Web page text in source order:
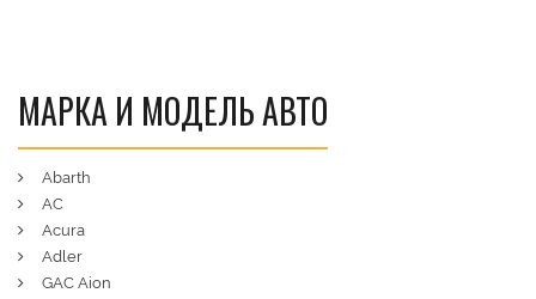
МАРКА И МОДЕЛЬ АВТО
Abarth
AC
Acura
Adler
GAC Aion